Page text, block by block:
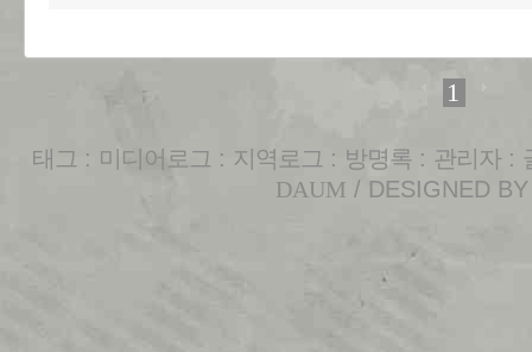
1
태그 : 미디어로그 : 지역로그 : 방명록 : 관리자 :
DAUM / DESIGNED